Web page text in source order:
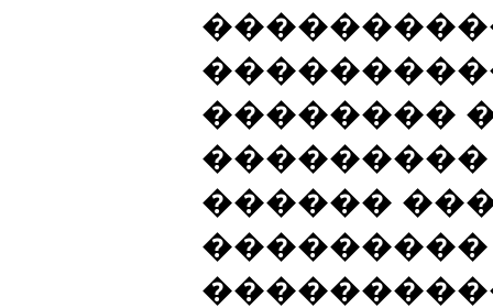
��������
������
���������